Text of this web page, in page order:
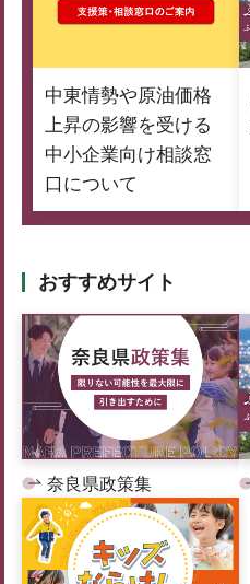
中東情勢や原油価格
上昇の影響を受ける
中小企業向け相談窓
口について
おすすめサイト
奈良県政策集